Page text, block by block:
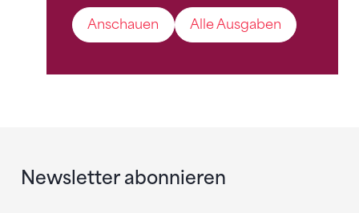
Anschauen Alle Ausgaben
Newsletter abonnieren